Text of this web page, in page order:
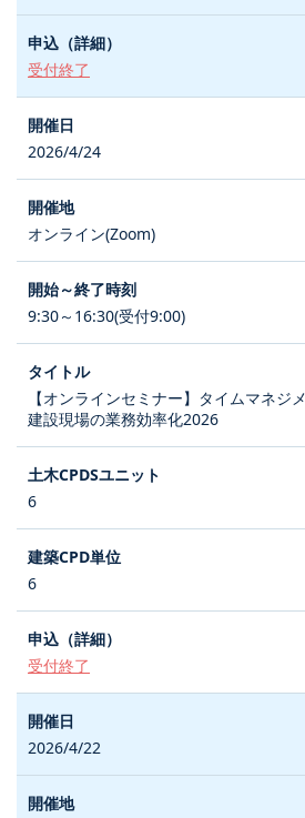
受付終了
2026/4/24
オンライン(Zoom)
9:30～16:30(受付9:00)
【オンラインセミナー】タイムマネジ
建設現場の業務効率化2026
6
6
受付終了
2026/4/22